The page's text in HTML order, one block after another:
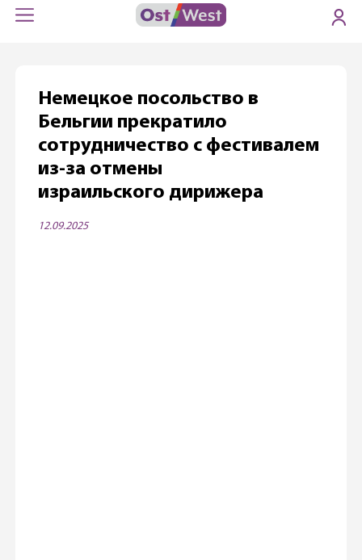
Немецкое посольство в
Бельгии прекратило
сотрудничество с фестивалем
из-за отмены
израильского дирижера
12.09.2025